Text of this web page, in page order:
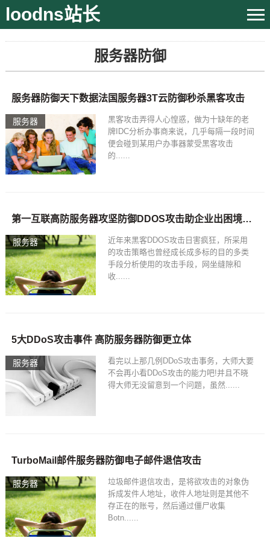
loodns站长
服务器防御
服务器
服务器防御天下数据法国服务器3T云防御秒杀黑客攻击
黑客攻击弄得人心惶惑，做为十缺年的老
牌IDC分析办事商来说，几乎每隔一段时间
便会碰到某用户办事器蒙受黑客攻击
的......
服务器
第一互联高防服务器攻坚防御DDOS攻击助企业出困境服务器防御
近年来黑客DDOS攻击日害疯狂，所采用
的攻击策略也曾经成长成多标的目的多类
手段分析使用的攻击手段，网坐缝隙和
收......
服务器
5大DDoS攻击事件 高防服务器防御更立体
看完以上那几例DDoS攻击事务，大师大要
不会再小看DDoS攻击的能力吧!并且不晓
得大师无没留意到一个问题，虽然......
服务器
TurboMail邮件服务器防御电子邮件退信攻击
垃圾邮件退信攻击，是将欲攻击的对象伪
拆成发件人地址，收件人地址则是其他不
存正在的账号，然后通过僵尸收集
Botn......